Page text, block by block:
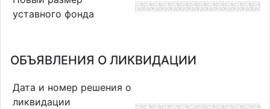
уставного фонда
ОБЪЯВЛЕНИЯ О ЛИКВИДАЦИИ
Дата и номер решения о
ликвидации